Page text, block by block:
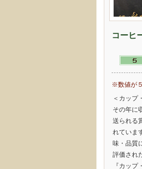
コーヒ
※数値が
＜カップ
その年に
送られる
れていま
味・品質
評価され
『カッ